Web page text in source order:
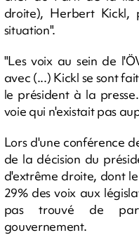
droite), Herbert Kickl,
situation".
"Les voix au sein de
avec (...) Kickl se sont
le président à la
voie qui n'existait pas
Lors d'une conférence
de la décision du
d'extrême droite, dont
29% des voix aux
pas trouvé de
gouvernement.